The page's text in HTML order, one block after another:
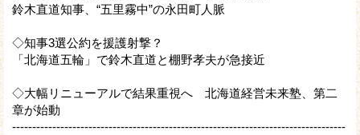
鈴木直道知事、“五里霧中”の永田町人脈
◇知事3選公約を援護射撃？
「北海道五輪」で鈴木直道と棚野孝夫が急接近
◇大幅リニューアルで結果重視へ 北海道経営未来塾、第二
章が始動
-----------------------------------------------------------------------------------